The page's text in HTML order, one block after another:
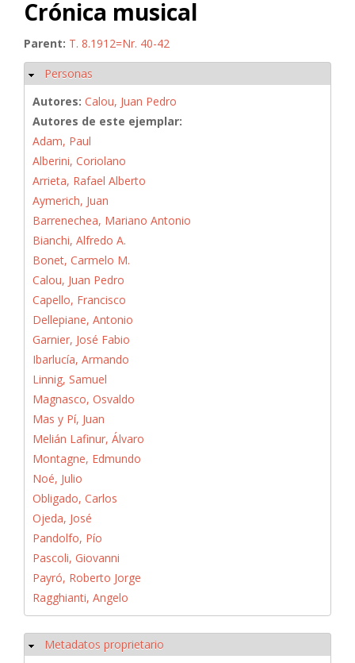
Crónica musical
Parent: T. 8.1912=Nr. 40-42
Ocultar
Personas
Autores: Calou, Juan Pedro
Autores de este ejemplar:
Adam, Paul
Alberini, Coriolano
Arrieta, Rafael Alberto
Aymerich, Juan
Barrenechea, Mariano Antonio
Bianchi, Alfredo A.
Bonet, Carmelo M.
Calou, Juan Pedro
Capello, Francisco
Dellepiane, Antonio
Garnier, José Fabio
Ibarlucía, Armando
Linnig, Samuel
Magnasco, Osvaldo
Mas y Pí, Juan
Melián Lafinur, Álvaro
Montagne, Edmundo
Noé, Julio
Obligado, Carlos
Ojeda, José
Pandolfo, Pío
Pascoli, Giovanni
Payró, Roberto Jorge
Ragghianti, Angelo
Ocultar
Metadatos proprietario